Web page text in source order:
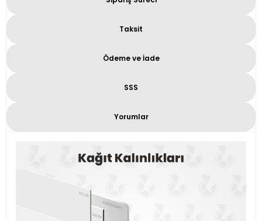
Taksit
Ödeme ve İade
SSS
Yorumlar